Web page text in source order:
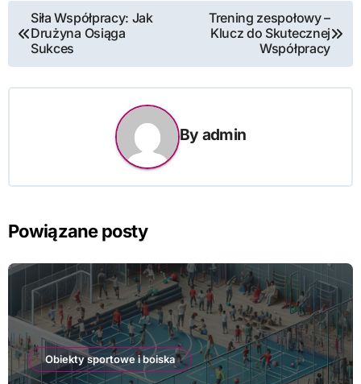
Nawigacja
wpisu
Siła Współpracy: Jak
Drużyna Osiąga
Sukces
Trening zespołowy –
Klucz do Skutecznej
Współpracy
By admin
Powiązane posty
Obiekty sportowe i boiska